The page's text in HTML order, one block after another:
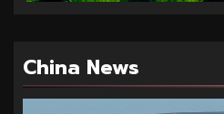
China News